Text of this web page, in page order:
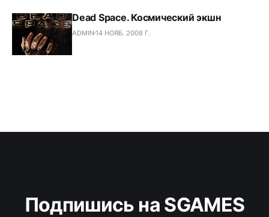
Dead Space. Космический экшн
ADMIN14 НОЯБ. 2008 Г.
Подпишись на SGAMES